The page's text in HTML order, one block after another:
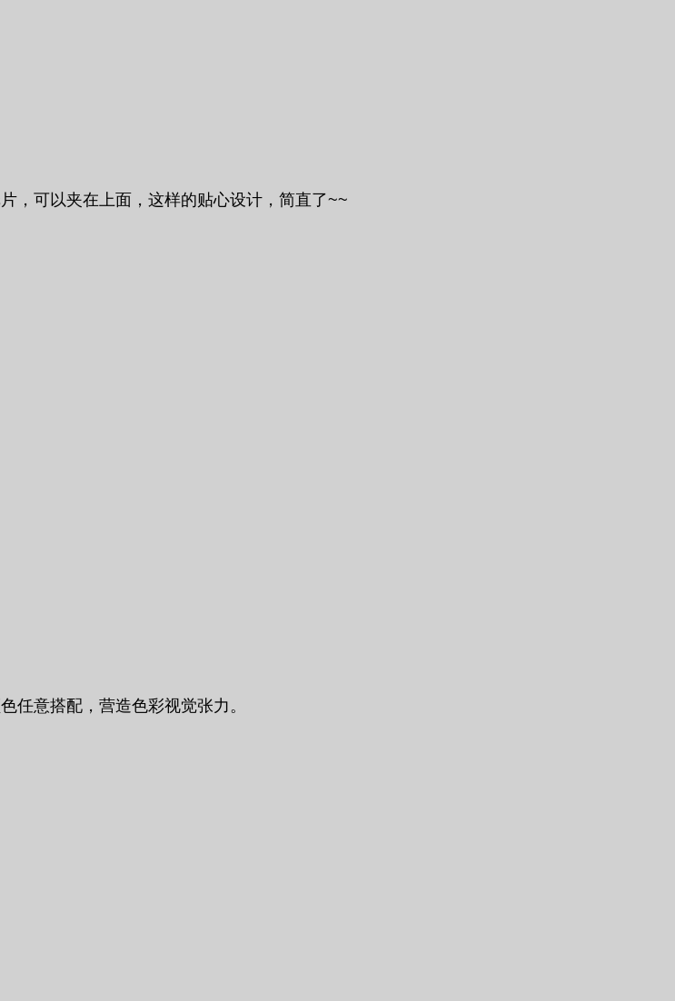
，可以夹在上面，这样的贴心设计，简直了~~
任意搭配，营造色彩视觉张力。